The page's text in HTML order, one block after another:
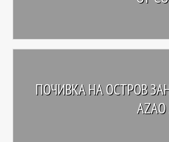
ПОЧИВКА НА ОСТРОВ
AZAO